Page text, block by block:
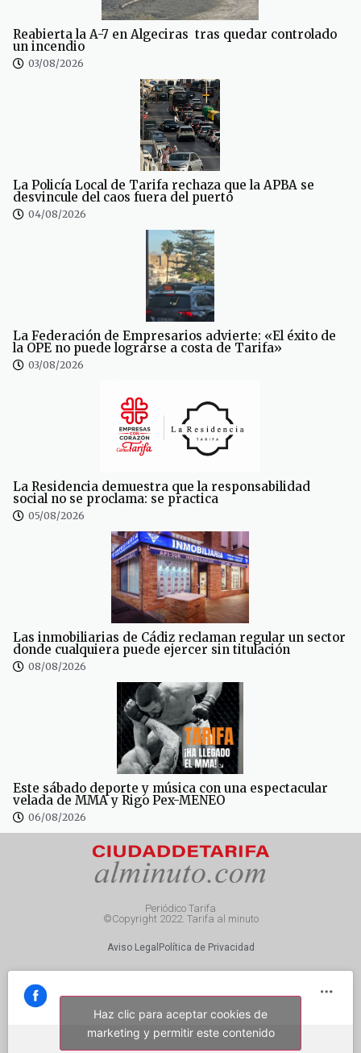
Reabierta la A-7 en Algeciras tras quedar controlado
un incendio
03/08/2026
La Policía Local de Tarifa rechaza que la APBA se
desvincule del caos fuera del puerto
04/08/2026
La Federación de Empresarios advierte: «El éxito de
la OPE no puede lograrse a costa de Tarifa»
03/08/2026
La Residencia demuestra que la responsabilidad
social no se proclama: se practica
05/08/2026
Las inmobiliarias de Cádiz reclaman regular un sector
donde cualquiera puede ejercer sin titulación
08/08/2026
Este sábado deporte y música con una espectacular
velada de MMA y Rigo Pex-MENEO
06/08/2026
Periódico Tarifa
©Copyright 2022. Tarifa al minuto
Aviso Legal Política de Privacidad
Haz clic para aceptar cookies de
marketing y permitir este contenido